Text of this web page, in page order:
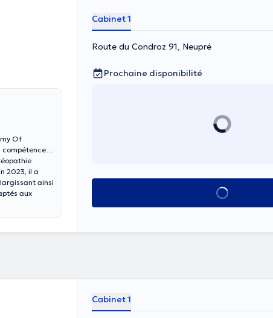
Of
compétences
2023, il a
ainsi
aux
Cabinet 1
Route du Condroz 91, Neupré
Prochaine disponibilité
Voir tout
Cabinet 1